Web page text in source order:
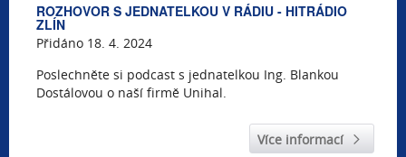
ROZHOVOR S JEDNATELKOU V RÁDIU - HITRÁDIO
ZLÍN
Přidáno 18. 4. 2024
Poslechněte si podcast s jednatelkou Ing. Blankou
Dostálovou o naší firmě Unihal.
Více informací